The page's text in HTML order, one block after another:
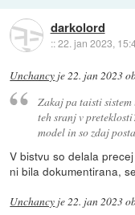
darkolord
::22. jan 2023,
Unchancy je22. jan 2023
Zakaj pa taisti
teh sranj v
model in so zdaj
V bistvu so delala
ni bila dokumentirana,
Unchancy je22. jan 2023